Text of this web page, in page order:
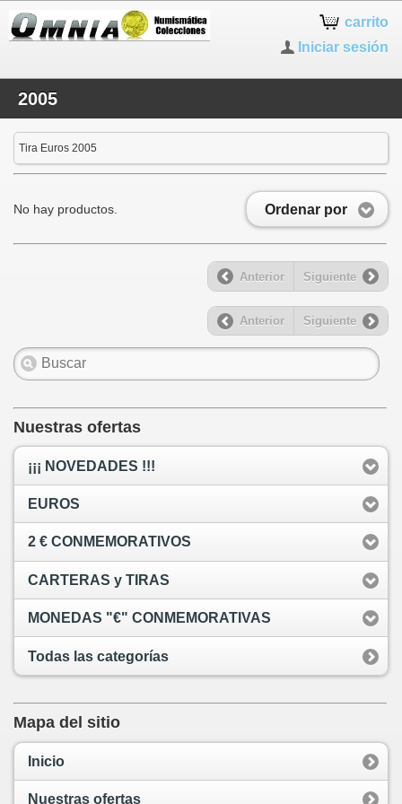
carrito
Iniciar sesión
2005
Tira Euros 2005
Ordenar por
No hay productos.
Anterior Siguiente
Anterior Siguiente
Nuestras ofertas
¡¡¡ NOVEDADES !!!
EUROS
2 € CONMEMORATIVOS
CARTERAS y TIRAS
MONEDAS "€" CONMEMORATIVAS
Todas las categorías
Mapa del sitio
Inicio
Nuestras ofertas